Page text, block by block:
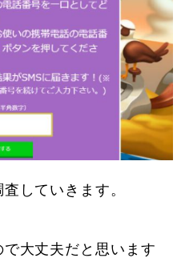
していきます。
大丈夫だと思います